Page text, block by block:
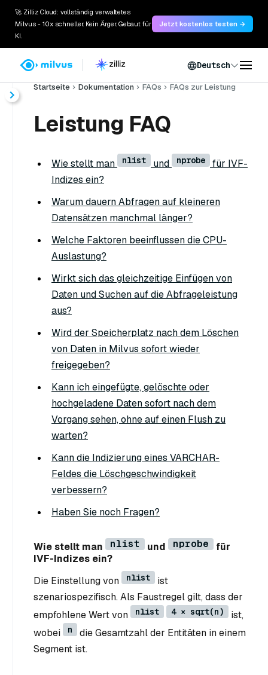
🚀 Zilliz Cloud: vollständig verwaltetes
Milvus - 10x schneller. Kein Ärger. Gebaut für
KI.
Jetzt kostenlos testen →
Deutsch
Startseite Dokumentation FAQs FAQs zur Leistung
Leistung FAQ
Wie stellt man nlist und nprobe
für IVF-
Indizes ein?
Warum dauern Abfragen auf kleineren
Datensätzen manchmal länger?
Welche Faktoren beeinflussen die CPU-
Auslastung?
Wirkt sich das gleichzeitige Einfügen von
Daten und Suchen auf die Abfrageleistung
aus?
Wird der Speicherplatz nach dem Löschen
von Daten in Milvus sofort wieder
freigegeben?
Kann ich eingefügte, gelöschte oder
hochgeladene Daten sofort nach dem
Vorgang sehen, ohne auf einen Flush zu
warten?
Kann die Indizierung eines VARCHAR-
Feldes die Löschgeschwindigkeit
verbessern?
Haben Sie noch Fragen?
Wie stellt man nlist und nprobe
für
IVF-Indizes ein?
Die Einstellung von
nlist
ist
szenariospezifisch. Als Faustregel gilt, dass der
empfohlene Wert von
nlist 4 × sqrt(n)
ist,
wobei
n
die Gesamtzahl der Entitäten in einem
Segment ist.